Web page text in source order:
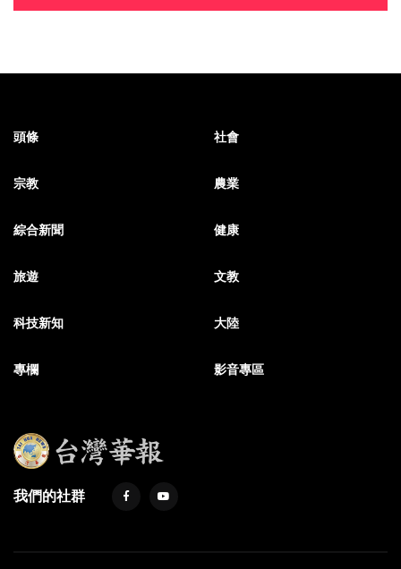
頭條 社會
宗教 農業
綜合新聞 健康
旅遊 文教
科技新知 大陸
專欄 影音專區
我們的社群